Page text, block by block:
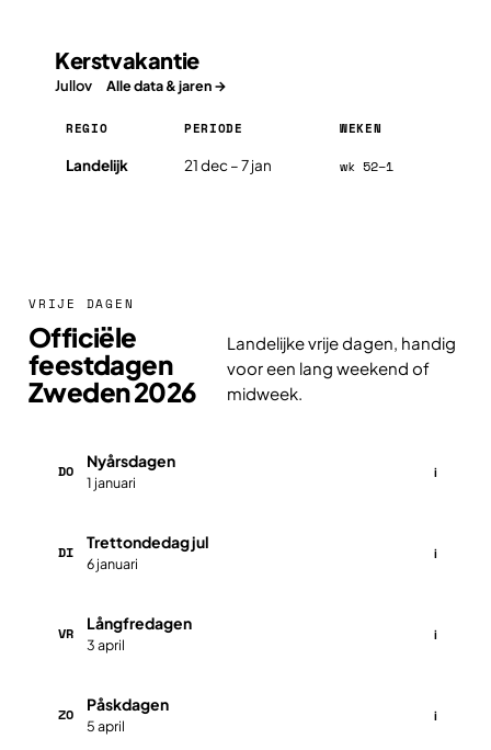
Kerstvakantie
Jullov Alle data & jaren →
Kerstvakantie in Zweden 2026, per regio
REGIO PERIODE WEKEN
Landelijk 21 dec – 7 jan wk 52–1
VRIJE DAGEN
Officiële
feestdagen
Zweden 2026
Landelijke vrije dagen, handig
voor een lang weekend of
midweek.
DO
Nyårsdagen
1 januari
i
DI
Trettondedag jul
6 januari
i
VR
Långfredagen
3 april
i
ZO
Påskdagen
5 april
i